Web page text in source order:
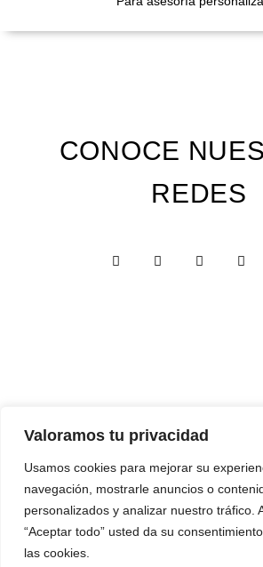
Valoramos tu privacidad
Usamos cookies para mejorar su
navegación, mostrarle anuncios o
personalizados y analizar nuestro tráfico.
“Aceptar todo” usted da su
las cookies.
CONOCE
REDES
Custom Edition
Digital Edition